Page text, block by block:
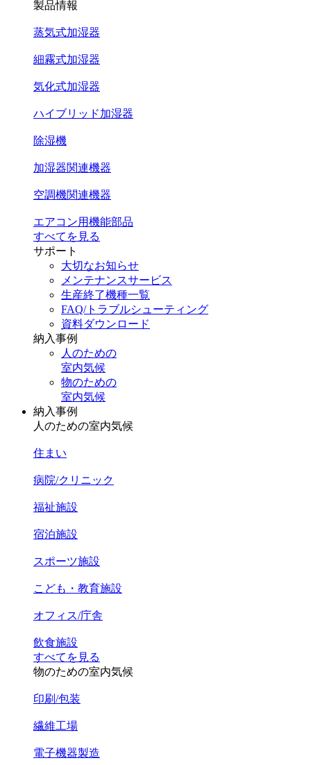
製品情報
蒸気式加湿器
細霧式加湿器
気化式加湿器
ハイブリッド加湿器
除湿機
加湿器関連機器
空調機関連機器
エアコン用機能部品
すべてを見る
サポート
大切なお知らせ
メンテナンスサービス
生産終了機種一覧
FAQ/トラブルシューティング
資料ダウンロード
納入事例
人のための
室内気候
物のための
室内気候
納入事例
人のための室内気候
住まい
病院/クリニック
福祉施設
宿泊施設
スポーツ施設
こども・教育施設
オフィス/庁舎
飲食施設
すべてを見る
物のための室内気候
印刷/包装
繊維工場
電子機器製造